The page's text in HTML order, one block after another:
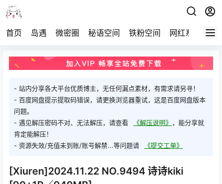
首页 岛遇 微密圈 秘语空间 铁粉空间 网红系列 打
- 站内分享各大平台优质博主，无任何漏点素材，有需求请另寻！
- 百度网盘提示提取码错误，请更换浏览器重试，这是百度网盘版本
问题。
- 遇见解压密码不对、无法解压，请查看
《解压说明》 ，能分享就
肯定能解压！
- 资源失效/充值未到账/账号解禁...等问题请
《提交工单》
[Xiuren]2024.11.22 NO.9494 诗诗kiki